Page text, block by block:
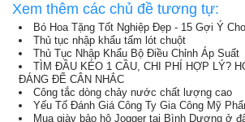
Xem thêm các chủ đề tương tự:
Bó Hoa Tặng Tốt Nghiệp Đẹp - 15 Gợi Ý
Thủ tục nhập khẩu tấm lót chuột
Thủ Tục Nhập Khẩu Bộ Điều Chỉnh Áp Suất
TÌM ĐẦU KÉO 1 CẦU, CHI PHÍ HỢP LÝ?
ĐÁNG ĐỂ CÂN NHẮC
Công tắc dòng chảy nước chất lượng cao
Yếu Tố Đánh Giá Công Ty Gia Công Mỹ
Mua giày bảo hộ Jogger tại Bình Dương ở